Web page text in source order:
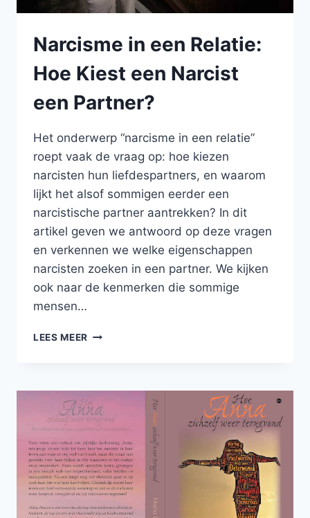
Narcisme in een Relatie:
Hoe Kiest een Narcist
een Partner?
Het onderwerp “narcisme in een relatie”
roept vaak de vraag op: hoe kiezen
narcisten hun liefdespartners, en waarom
lijkt het alsof sommigen eerder een
narcistische partner aantrekken? In dit
artikel geven we antwoord op deze vragen
en verkennen we welke eigenschappen
narcisten zoeken in een partner. We kijken
ook naar de kenmerken die sommige
mensen…
LEES MEER NARCISME
HOE
KIEST
EEN
EEN
PARTNER?